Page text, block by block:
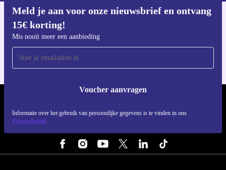
Meld je aan voor onze nieuwsbrief en ontvang
15€ korting!
Mis nooit meer een aanbieding
Voucher aanvragen
Informatie over het gebruik van persoonlijke gegevens is te vinden in ons
Privacybeleid
Voor iOS en Android